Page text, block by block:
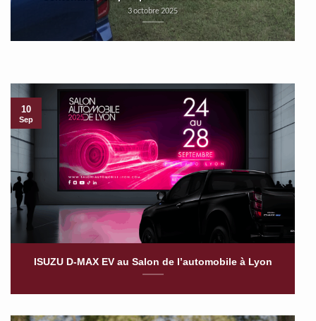
3 octobre 2025
ISUZU D-MAX EV au Salon de l’automobile à Lyon
10
Sep